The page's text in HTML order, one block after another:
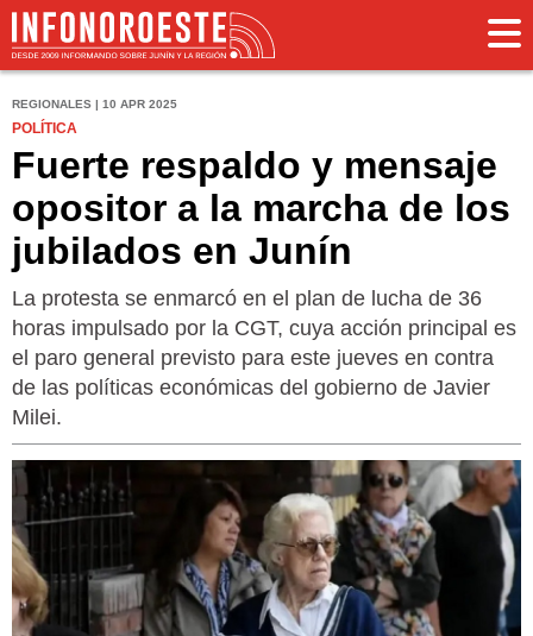
REGIONALES | 10 APR 2025
POLÍTICA
Fuerte respaldo y mensaje
opositor a la marcha de los
jubilados en Junín
La protesta se enmarcó en el plan de lucha de 36
horas impulsado por la CGT, cuya acción principal es
el paro general previsto para este jueves en contra
de las políticas económicas del gobierno de Javier
Milei.